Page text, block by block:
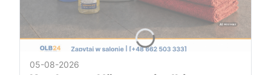
05-08-2026